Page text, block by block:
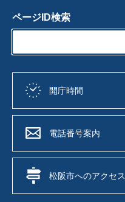
ページID検索
開庁時間
電話番号案内
松阪市へのアクセス